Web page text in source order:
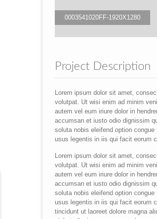
0003541020FF-1920X1280
Project Description
Lorem ipsum dolor sit amet,
volutpat. Ut wisi enim ad minim
autem vel eum iriure dolor in
accumsan et iusto odio dignissim
soluta nobis eleifend option
usus legentis in iis qui facit eorum
Lorem ipsum dolor sit amet,
volutpat. Ut wisi enim ad minim
autem vel eum iriure dolor in
accumsan et iusto odio dignissim
soluta nobis eleifend option
usus legentis in iis qui facit eorum
tincidunt ut laoreet dolore magna